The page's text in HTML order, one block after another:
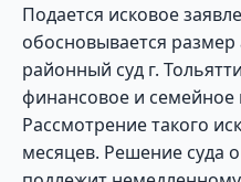
Подается исковое
обосновывается
районный суд г.
финансовое и
Рассмотрение такого
месяцев. Решение суда